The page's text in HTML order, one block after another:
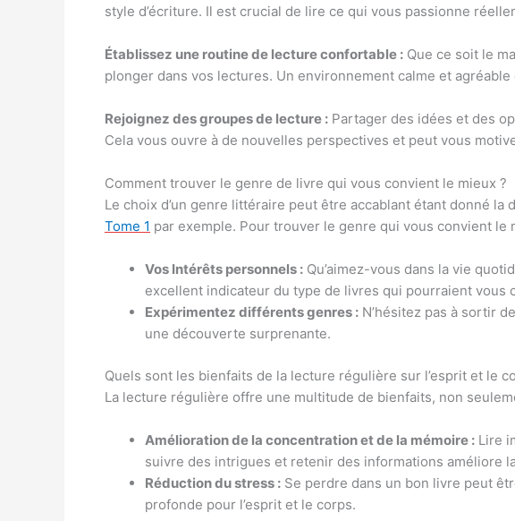
style d’écriture. Il est crucial de lire ce qui vous passionne
Établissez une routine de lecture confortable : Que ce soit le
plonger dans vos lectures. Un environnement calme et
Rejoignez des groupes de lecture : Partager des idées et des
Cela vous ouvre à de nouvelles perspectives et peut vous
Comment trouver le genre de livre qui vous convient le mieux ?
Le choix d’un genre littéraire peut être accablant étant donné
Tome 1 par exemple. Pour trouver le genre qui vous convient
Vos Intérêts personnels : Qu’aimez-vous dans la vie
excellent indicateur du type de livres qui pourraient vous
Expérimentez différents genres : N’hésitez pas à sortir
une découverte surprenante.
Quels sont les bienfaits de la lecture régulière sur l’esprit et le
La lecture régulière offre une multitude de bienfaits, non
Amélioration de la concentration et de la mémoire : Lire
suivre des intrigues et retenir des informations améliore
Réduction du stress : Se perdre dans un bon livre peut
profonde pour l’esprit et le corps.